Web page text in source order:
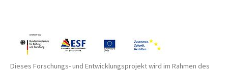
Dieses Forschungs- und Entwicklungsprojekt wird im Rahmen des